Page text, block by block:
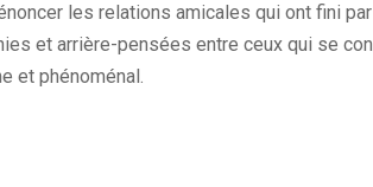
les relations amicales qui ont fini
et arrière-pensées entre ceux qui se
et phénoménal.